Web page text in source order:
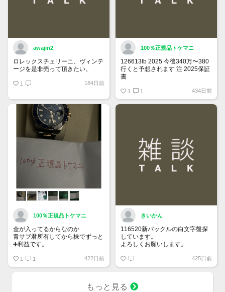
awajin2
ロレックスチェリーニ、ヴィンテ
ージを是非売って頂きたい。
1 184日前
100％正規品トケマニ
126613lb 2025 今後340万〜380
行くと予想されます 注 2025保証
書
2025/ @Watch_Monster_より
マジ上がる予想しかない
1 1 434日前
100％正規品トケマニ
金が入ってるからなのか
青サブ君所有してから株でずっと
➕利益です。
銘柄番号7932 ニッピ
1 1 422日前
きいかん
116520新バックルの白文字盤探
しています。
よろしくお願いします。
425日前
もっと見る